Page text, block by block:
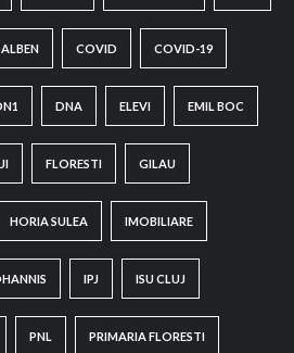
COVID COVID-19
DNA ELEVI EMIL BOC
FLORESTI GILAU
HORIA SULEA IMOBILIARE
IPJ ISU CLUJ
PNL PRIMARIA FLORESTI